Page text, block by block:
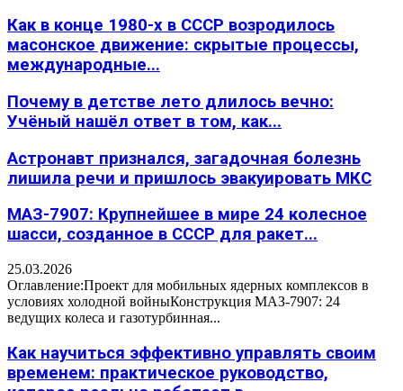
Как в конце 1980-х в СССР возродилось
масонское движение: скрытые процессы,
международные...
Почему в детстве лето длилось вечно:
Учёный нашёл ответ в том, как...
Астронавт признался, загадочная болезнь
лишила речи и пришлось эвакуировать МКС
МАЗ-7907: Крупнейшее в мире 24 колесное
шасси, созданное в СССР для ракет...
25.03.2026
Оглавление:Проект для мобильных ядерных комплексов в
условиях холодной войныКонструкция МАЗ-7907: 24
ведущих колеса и газотурбинная...
Как научиться эффективно управлять своим
временем: практическое руководство,